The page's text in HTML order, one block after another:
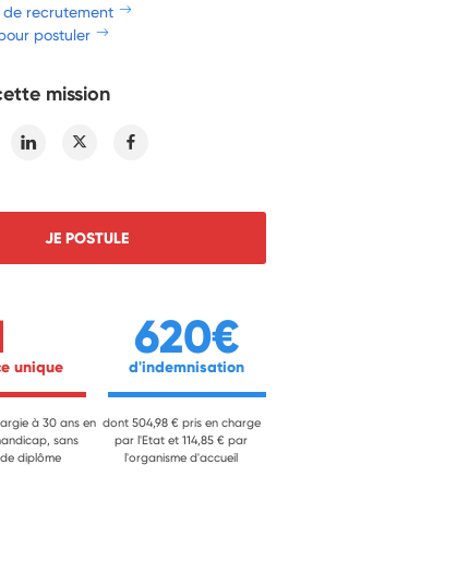
de recrutement
postuler
mission
mail Linkedin Twitter
JE POSTULE
unique
à 30 ans en
sans
diplôme
620€
d'indemnisation
dont 504,98 € pris en charge
par l'Etat et 114,85 € par
l'organisme d'accueil